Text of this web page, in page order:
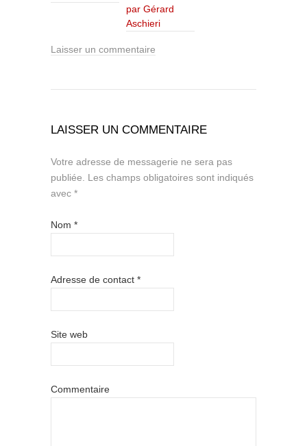
par Gérard
Aschieri
Laisser un commentaire
LAISSER UN COMMENTAIRE
Votre adresse de messagerie ne sera pas
publiée. Les champs obligatoires sont indiqués
avec *
Nom *
Adresse de contact *
Site web
Commentaire